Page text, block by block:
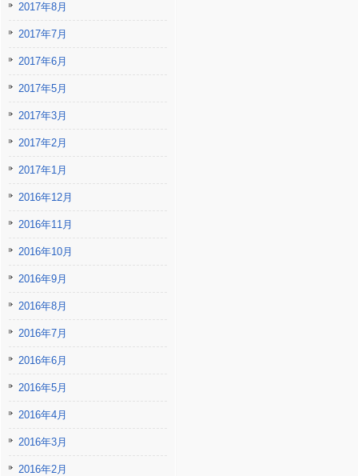
2017年8月
2017年7月
2017年6月
2017年5月
2017年3月
2017年2月
2017年1月
2016年12月
2016年11月
2016年10月
2016年9月
2016年8月
2016年7月
2016年6月
2016年5月
2016年4月
2016年3月
2016年2月